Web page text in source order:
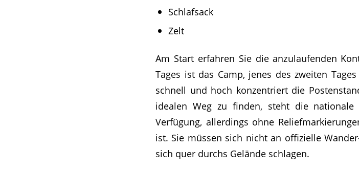
Schlafsack
Zelt
Am Start erfahren Sie die anzulaufenden
Tages ist das Camp, jenes des zweiten
schnell und hoch konzentriert die
idealen Weg zu finden, steht die nationale
Verfügung, allerdings ohne
ist. Sie müssen sich nicht an offizielle
sich quer durchs Gelände schlagen.